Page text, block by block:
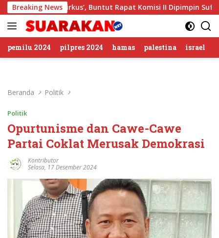
Langsung
ke
konten
Breaking News
Sirkus’, Buntut Rapat Komisi II Dipimpin Sufmi Dasco
pemilu 2024 pilpres 2024 hamas palestina israel
Beranda Politik
Politik
Opurtunisme dan Cawe-Cawe
Partai Coklat Merusak Demokrasi
Kontributor
Selasa, 17 Desember 2024